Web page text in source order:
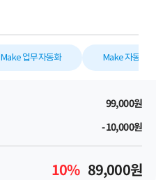
Make 업무자동화 Make 자동화
99,000원
-10,000원
10% 89,000원